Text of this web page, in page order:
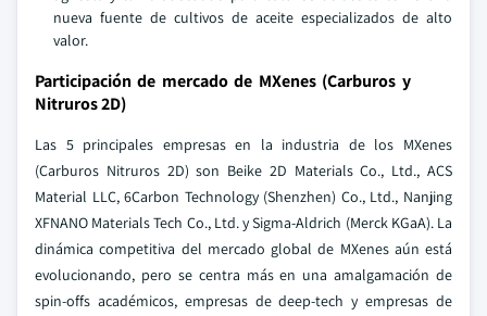
nueva fuente de cultivos de aceite especializados de alto
valor.
Participación de mercado de MXenes (Carburos y
Nitruros 2D)
Las 5 principales empresas en la industria de los MXenes
(Carburos Nitruros 2D) son Beike 2D Materials Co., Ltd., ACS
Material LLC, 6Carbon Technology (Shenzhen) Co., Ltd., Nanjing
XFNANO Materials Tech Co., Ltd. y Sigma-Aldrich (Merck KGaA). La
dinámica competitiva del mercado global de MXenes aún está
evolucionando, pero se centra más en una amalgamación de
spin-offs académicos, empresas de deep-tech y empresas de